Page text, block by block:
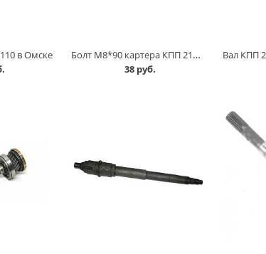
в Омске
Болт М8*90 картера КПП 2108 в Омске
38 руб.